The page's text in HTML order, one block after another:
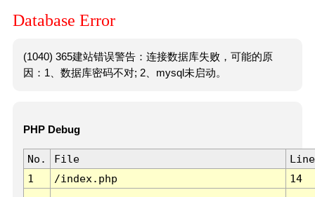
Database Error
(1040) 365建站错误警告：连接数据库失败，可能的原
因：1、数据库密码不对; 2、mysql未启动。
PHP Debug
No. File
Line
1
/index.php 14